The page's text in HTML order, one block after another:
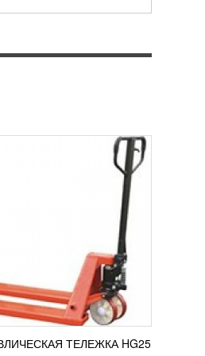
дистанции. При этом
ТЕЛЕЖКА HG25
подъёмник
для
подъема грузов
Штабелер оснащён
в виде...